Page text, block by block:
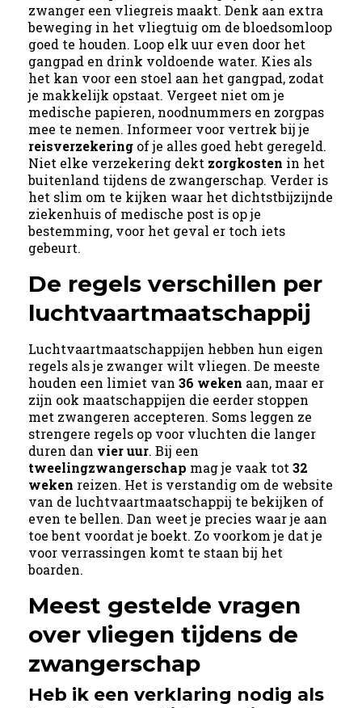
zwanger een vliegreis maakt. Denk aan extra
beweging in het vliegtuig om de bloedsomloop
goed te houden. Loop elk uur even door het
gangpad en drink voldoende water. Kies als
het kan voor een stoel aan het gangpad, zodat
je makkelijk opstaat. Vergeet niet om je
medische papieren, noodnummers en zorgpas
mee te nemen. Informeer voor vertrek bij je
reisverzekeringof je alles goed hebt geregeld.
Niet elke verzekering dekt zorgkosten in het
buitenland tijdens de zwangerschap. Verder is
het slim om te kijken waar het dichtstbijzijnde
ziekenhuis of medische post is op je
bestemming, voor het geval er toch iets
gebeurt.
De regels verschillen per
luchtvaartmaatschappij
Luchtvaartmaatschappijen hebben hun eigen
regels als je zwanger wilt vliegen. De meeste
houden een limiet van 36 weken aan, maar er
zijn ook maatschappijen die eerder stoppen
met zwangeren accepteren. Soms leggen ze
strengere regels op voor vluchten die langer
duren dan vier uur. Bij een
tweelingzwangerschap mag je vaak tot 32
weken reizen. Het is verstandig om de website
van de luchtvaartmaatschappij te bekijken of
even te bellen. Dan weet je precies waar je aan
toe bent voordat je boekt. Zo voorkom je dat je
voor verrassingen komt te staan bij het
boarden.
Meest gestelde vragen
over vliegen tijdens de
zwangerschap
Heb ik een verklaring nodig als